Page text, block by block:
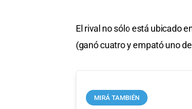
El rival no sólo está ubicado
(ganó cuatro y empató uno
MIRÁ TAMBIÉN